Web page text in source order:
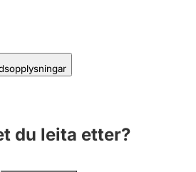
du leita etter?